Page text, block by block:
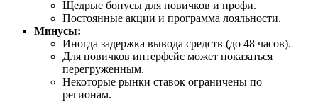
Щедрые бонусы для новичков и профи.
Постоянные акции и программа лояльности.
Минусы:
Иногда задержка вывода средств (до 48 часов).
Для новичков интерфейс может показаться
перегруженным.
Некоторые рынки ставок ограничены по
регионам.